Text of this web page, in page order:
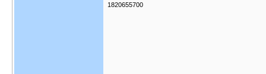
1820655700